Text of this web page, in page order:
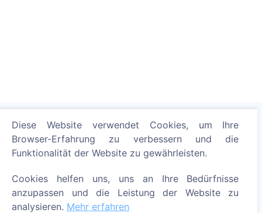
Zünden Sie eine digitale Kerze an - pflanzen Sie einen
Baum!
Gepflanzte Bäume
Diese Website verwendet Cookies, um Ihre
Browser-Erfahrung zu verbessern und die
Funktionalität der Website zu gewährleisten.
Cookies helfen uns, uns an Ihre Bedürfnisse
anzupassen und die Leistung der Website zu
analysieren. Mehr erfahren